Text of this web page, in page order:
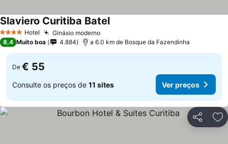
4 EstrelasHotel Ginásio moderno
Slaviero Curitiba Batel
8,4 Muito boa 4.884 a 6.0 km de Bosque da Fazendinha
De € 55
Consulte os preços de 11 sites Ver preços
Partilhar